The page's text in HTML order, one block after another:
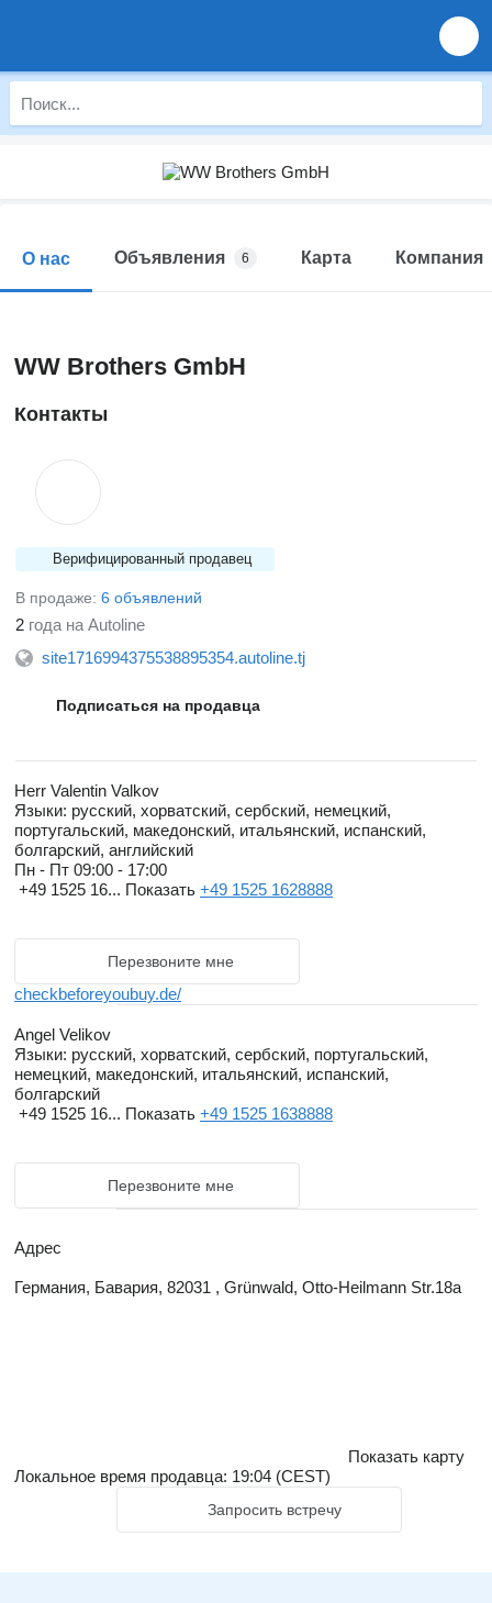
О нас Объявления 6 Карта Компания
WW Brothers GmbH
Контакты
Верифицированный продавец
В продаже: 6 объявлений
2 года на Autoline
site1716994375538895354.autoline.tj
Подписаться на продавца
Herr Valentin Valkov
Языки: русский, хорватский, сербский, немецкий,
португальский, македонский, итальянский, испанский,
болгарский, английский
Пн - Пт 09:00 - 17:00
+49 1525 16... Показать +49 1525 1628888
Перезвоните мне
checkbeforeyoubuy.de/
Angel Velikov
Языки: русский, хорватский, сербский, португальский,
немецкий, македонский, итальянский, испанский,
болгарский
+49 1525 16... Показать +49 1525 1638888
Перезвоните мне
Адрес
Германия, Бавария, 82031 , Grünwald, Otto-Heilmann Str.18a
Показать карту
Локальное время продавца: 19:04 (CEST)
Запросить встречу